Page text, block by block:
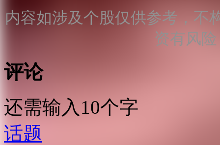
内容如涉及个股仅供参考，不
资有风
评论
还需输入10个字
话题